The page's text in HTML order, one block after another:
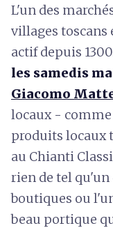
L'un des
villages toscans
actif depuis
les samedis
Giacomo
locaux -
produits locaux
au Chianti
rien de tel qu'un
boutiques ou
beau portique